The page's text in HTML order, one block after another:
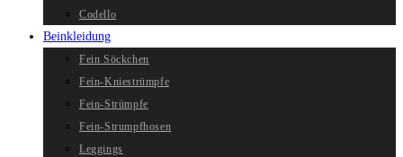
Codello
Beinkleidung
Fein Söckchen
Fein-Kniestrümpfe
Fein-Strümpfe
Fein-Strumpfhosen
Leggings